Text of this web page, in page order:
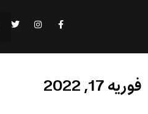
فوریه 17, 2022